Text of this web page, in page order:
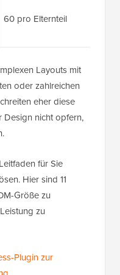
60 pro Elternteil
Layouts mit
oder zahlreichen
eher diese
Design nicht opfern,
für Sie
Hier sind 11
Größe zu
zu
Plugin zur